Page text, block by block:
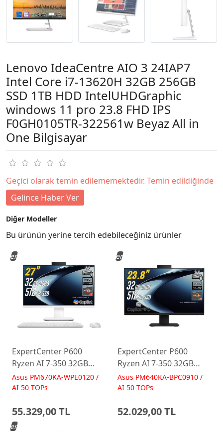
Lenovo IdeaCentre AIO 3 24IAP7
Intel Core i7-13620H 32GB 256GB
SSD 1TB HDD IntelUHDGraphic
windows 11 pro 23.8 FHD IPS
F0GH0105TR-322561w Beyaz All in
One Bilgisayar
Geçici olarak temin edilememektedir. Temin edildiğinde
Gelince Haber Ver
Diğer Modeller
Bu ürünün yerine tercih edebileceğiniz ürünler
ExpertCenter P600
Ryzen AI 7-350 32GB
512GB 27 FreeDos Beyaz
AI-Powered AIO
Asus PM670KA-WPE0120 /
AI 50 TOPs
55.329,00 TL
Yeni
ExpertCenter P600
Ryzen AI 7-350 32GB
512GB 23.8 FreeDos
Siyah AI-Powered AIO
Asus PM640KA-BPC0910 /
AI 50 TOPs
52.029,00 TL
Yeni
Yeni